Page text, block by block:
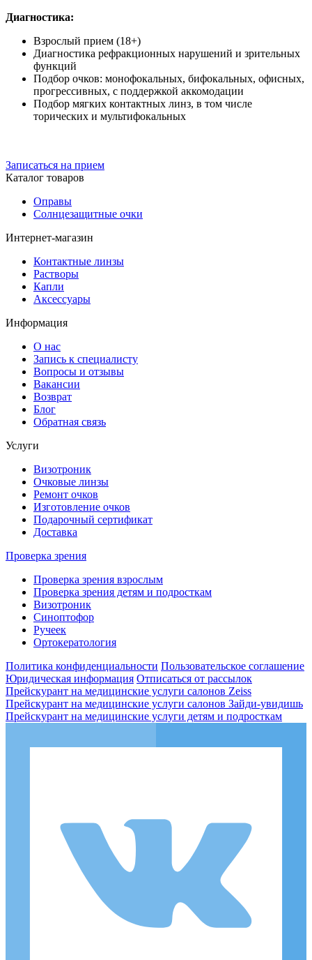
Диагностика:
Взрослый прием (18+)
Диагностика рефракционных нарушений и зрительных
функций
Подбор очков: монофокальных, бифокальных, офисных,
прогрессивных, с поддержкой аккомодации
Подбор мягких контактных линз, в том числе
торических и мультифокальных
Записаться на прием
Каталог товаров
Оправы
Солнцезащитные очки
Интернет-магазин
Контактные линзы
Растворы
Капли
Аксессуары
Информация
О нас
Запись к специалисту
Вопросы и отзывы
Вакансии
Возврат
Блог
Обратная связь
Услуги
Визотроник
Очковые линзы
Ремонт очков
Изготовление очков
Подарочный сертификат
Доставка
Проверка зрения
Проверка зрения взрослым
Проверка зрения детям и подросткам
Визотроник
Синоптофор
Ручеек
Ортокератология
Политика конфиденциальности Пользовательское соглашение
Юридическая информация Отписаться от рассылок
Прейскурант на медицинские услуги салонов Zeiss
Прейскурант на медицинские услуги салонов Зайди-увидишь
Прейскурант на медицинские услуги детям и подросткам